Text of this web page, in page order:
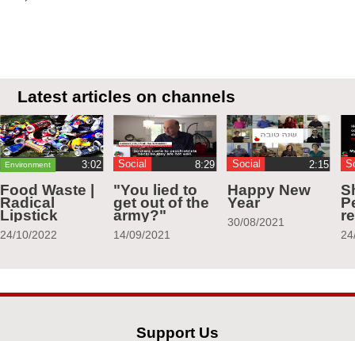
Latest articles on channels
Environment ‏3:02
Food Waste |
Radical
Lipstick
24/10/2022
Social
"You lied to
get out of the
army?"
14/09/2021
Social ‏2:15
Happy New
Year
30/08/2021
Support Us